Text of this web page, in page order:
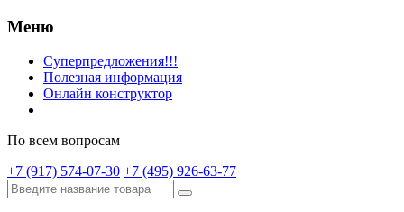
Меню
Суперпредложения!!!
Полезная информация
Онлайн конструктор
По всем вопросам
+7 (917) 574-07-30 +7 (495) 926-63-77